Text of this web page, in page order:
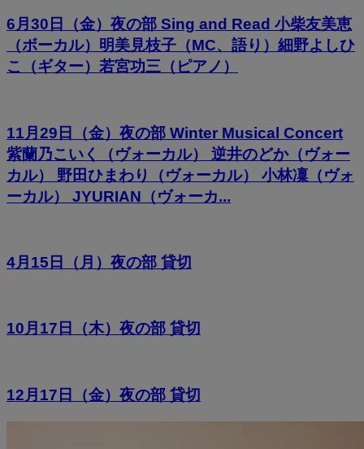
6月30日（金）夜の部 Sing and Read 小柴友美恵
（ボーカル）明美見枝子（MC、語り）細野よしひ
こ（ギター）若宮功三（ピアノ）
11月29日（金）夜の部 Winter Musical Concert
紫蘭乃こいく（ヴォーカル） 逆井のどか（ヴォー
カル） 野田ひまわり（ヴォーカル） 小林凜（ヴォ
ーカル） JYURIAN（ヴォーカ...
4月15日（月）夜の部 貸切
10月17日（木）夜の部 貸切
12月17日（金）夜の部 貸切